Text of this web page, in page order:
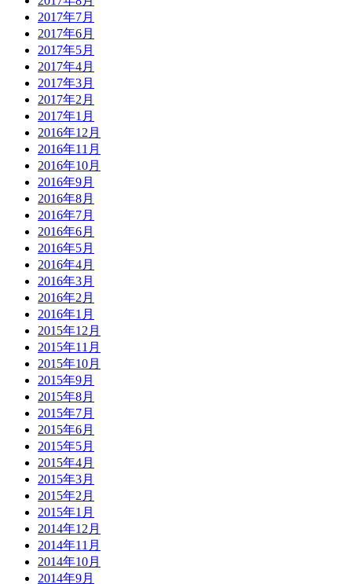
2017年7月
2017年6月
2017年5月
2017年4月
2017年3月
2017年2月
2017年1月
2016年12月
2016年11月
2016年10月
2016年9月
2016年8月
2016年7月
2016年6月
2016年5月
2016年4月
2016年3月
2016年2月
2016年1月
2015年12月
2015年11月
2015年10月
2015年9月
2015年8月
2015年7月
2015年6月
2015年5月
2015年4月
2015年3月
2015年2月
2015年1月
2014年12月
2014年11月
2014年10月
2014年9月